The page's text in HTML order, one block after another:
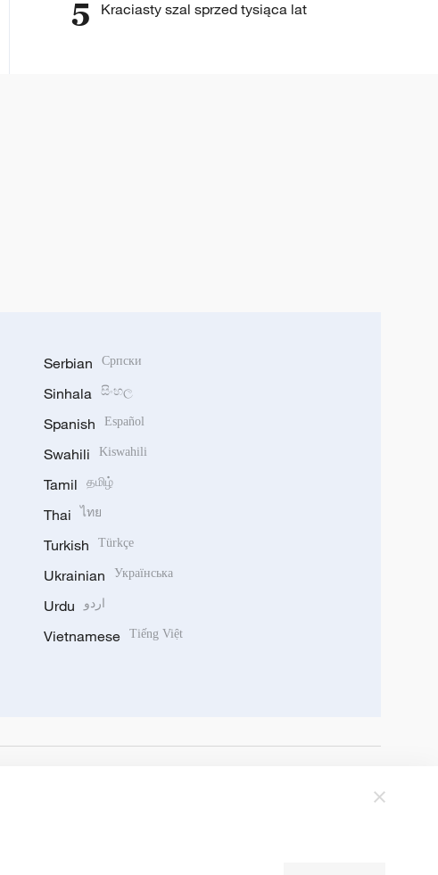
5 Kraciasty szal sprzed tysiąca lat
Serbian Српски
Sinhala සිංහල
Spanish Español
Swahili Kiswahili
Tamil தமிழ்
Thai ไทย
Turkish Türkçe
Ukrainian Українська
Urdu اردو
Vietnamese Tiếng Việt